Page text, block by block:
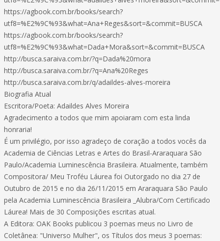
https://agbook.com.br/books/search?
utf8=%E2%9C%93&what=Ana+Reges&sort=&commit=BUSCA
https://agbook.com.br/books/search?
utf8=%E2%9C%93&what=Dada+Mora&sort=&commit=BUSCA
http://busca.saraiva.com.br/?q=Dada%20mora
http://busca.saraiva.com.br/?q=Ana%20Reges
http://busca.saraiva.com.br/q/adaildes-alves-moreira
Biografia Atual
Escritora/Poeta: Adaildes Alves Moreira
Agradecimento a todos que mim apoiaram com esta linda
honraria!
É um privilégio, por isso agradeço de coração a todos vocês da
Academia de Ciências Letras e Artes do Brasil-Araraquara São
Paulo/Academia Luminescência Brasileira. Atualmente, também
Compositora/ Meu Troféu Láurea foi Outorgado no dia 27 de
Outubro de 2015 e no dia 26/11/2015 em Araraquara São Paulo
pela Academia Luminescência Brasileira _Alubra/Com Certificado
Láurea! Mais de 30 Composições escritas atual.
A Editora: OAK Books publicou 3 poemas meus no Livro de
Coletânea: "Universo Mulher", os Títulos dos meus 3 poemas: